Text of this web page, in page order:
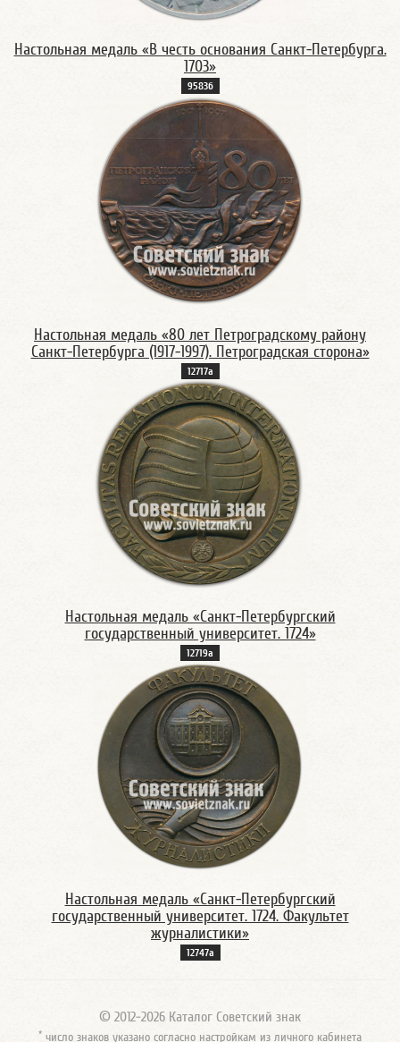
Настольная медаль «В честь основания Санкт-Петербурга.
1703»
9583б
Настольная медаль «80 лет Петроградскому району
Санкт-Петербурга (1917-1997). Петроградская сторона»
12717а
Настольная медаль «Санкт-Петербургский
государственный университет. 1724»
12719а
Настольная медаль «Санкт-Петербургский
государственный университет. 1724. Факультет
журналистики»
12747а
© 2012-2026 Каталог Советский знак
* число знаков указано согласно настройкам из личного кабинета